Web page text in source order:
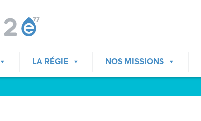
LA RÉGIE NOS MISSIONS